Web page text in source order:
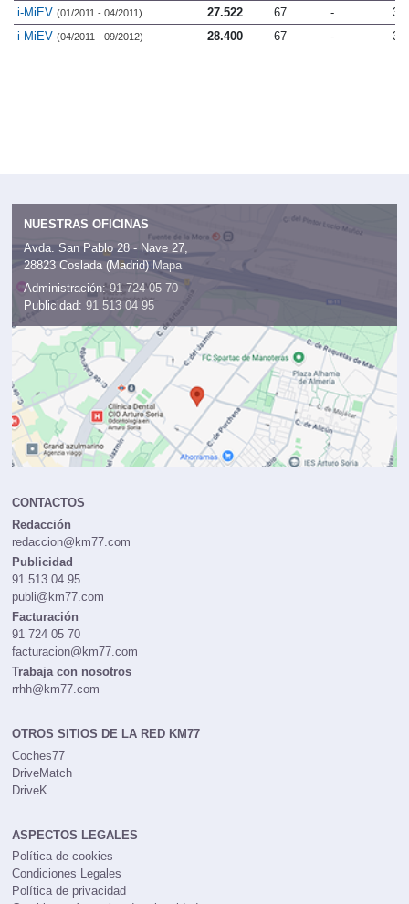
i-MiEV (01/2011 - 04/2011) 27.522 67 -
i-MiEV (04/2011 - 09/2012) 28.400 67 -
NUESTRAS OFICINAS
Avda. San Pablo 28 - Nave 27,
28823 Coslada (Madrid) Mapa
Administración: 91 724 05 70
Publicidad: 91 513 04 95
CONTACTOS
Redacción
redaccion@km77.com
Publicidad
91 513 04 95
publi@km77.com
Facturación
91 724 05 70
facturacion@km77.com
Trabaja con nosotros
rrhh@km77.com
OTROS SITIOS DE LA RED KM77
Coches77
DriveMatch
DriveK
ASPECTOS LEGALES
Política de cookies
Condiciones Legales
Política de privacidad